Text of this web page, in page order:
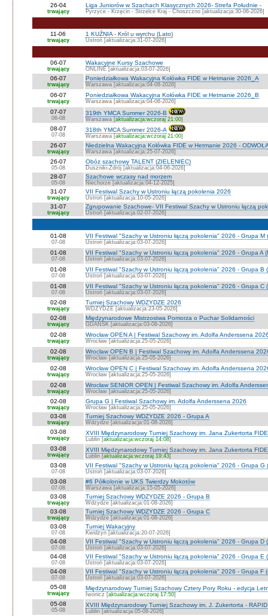
26-04
trwający
Liga Juniorów w Szachach Klasycznych 2026- Strefa Południe -
Pyrzyce - Krzęcin - Strzelce Kraj - Choszczno [aktualizacja:30-06-2026]
11-06
trwający
1 KUŹNIA - Król u wyrchu (Lato)
Ustroń [aktualizacja:31-07-2026]
06-07
trwający
Wakacyjne Kursy Szachowe
ONLINE [aktualizacja:03-07-2026]
06-07
trwający
Poniedziałkowa Wakacyjna Kołówka FIDE w Hetmanie 2026_A
Warszawa [aktualizacja:04-08-2026]
06-07
trwający
Poniedziałkowa Wakacyjna Kołówka FIDE w Hetmanie 2026_B
Warszawa [aktualizacja:04-08-2026]
07-07
06-08
319th YMCA Summer 2026-B
Warszawa [aktualizacja:wczoraj 21:00]
08-07
07-08
318th YMCA Summer 2026-A
Warszawa [aktualizacja:wczoraj 21:00]
26-07
trwający
Niedzielna Wakacyjna Kołówka FIDE w Hetmanie 2026 -
Warszawa [aktualizacja:25-07-2026]
26-07
05-08
Obóz szachowy TALENT (ZIELENIEC)
Duszniki-Zdrój [aktualizacja:04-06-2026]
28-07
05-08
Szachowe wczasy nad morzem
Niechorze [aktualizacja:04-12-2025]
31-07
trwający
VII Festiwal Szachy w Ustroniu łączą pokolenia 2026
Ustroń [aktualizacja:10-05-2026]
31-07
trwający
Zgrupowanie Szachowe- VII Festiwal Szachy w Ustroniu łączą
Ustroń [aktualizacja:02-07-2026]
01-08
07-08
VII Festiwal "Szachy w Ustroniu łączą pokolenia" 2026 - Grupa M
Ustroń [aktualizacja:03-07-2026]
01-08
07-08
VII Festiwal "Szachy w Ustroniu łączą pokolenia" 2026 - Grupa A
Ustroń [aktualizacja:03-07-2026]
01-08
07-08
VII Festiwal "Szachy w Ustroniu łączą pokolenia" 2026 - Grupa B
Ustroń [aktualizacja:03-07-2026]
01-08
07-08
VII Festiwal "Szachy w Ustroniu łączą pokolenia" 2026 - Grupa C
Ustroń [aktualizacja:03-07-2026]
02-08
trwający
Turniej Szachowy WDZYDZE 2026
WDZYDZE [aktualizacja:23-05-2026]
02-08
trwający
Międzynarodowe Mistrzostwa Pomorza o Puchar Solidarności
GDAŃSK [aktualizacja:03-08-2026]
02-08
trwający
Wrocław OPEN A | Festiwal Szachowy im. Adolfa Anderssena
Wrocław [aktualizacja:25-05-2026]
02-08
trwający
Wrocław OPEN B | Festiwal Szachowy im. Adolfa Anderssena
Wrocław [aktualizacja:25-05-2026]
02-08
trwający
Wrocław OPEN C | Festiwal Szachowy im. Adolfa Anderssena
Wrocław [aktualizacja:25-05-2026]
02-08
trwający
Wrocław SENIOR OPEN | Festiwal Szachowy im. Adolfa
Wrocław [aktualizacja:25-05-2026]
02-08
trwający
Grupa G | Festiwal Szachowy im. Adolfa Anderssena 2026
Wrocław [aktualizacja:25-05-2026]
03-08
trwający
Turniej Szachowy WDZYDZE 2026 - Grupa A
Wdzydze [aktualizacja:01-08-2026]
03-08
trwający
XVIII Międzynarodowy Turniej Szachowy im. Jana Zukertorta
Lublin [aktualizacja:wczoraj 14:08]
03-08
trwający
XVIII Międzynarodowy Turniej Szachowy im. Jana Zukertorta
Lublin [aktualizacja:wczoraj 19:43]
03-08
07-08
VII Festiwal "Szachy w Ustroniu łączą pokolenia" 2026 - Grupa G
Ustroń [aktualizacja:03-07-2026]
03-08
07-08
#6 Półkolonie w UKS Twierdzy Mokotów
Warszawa [aktualizacja:15-05-2026]
03-08
trwający
Turniej Szachowy WDZYDZE 2026 - Grupa B
Wdzydze [aktualizacja:01-08-2026]
03-08
trwający
Turniej Szachowy WDZYDZE 2026 - Grupa C
Wdzydze [aktualizacja:01-08-2026]
03-08
07-08
Turniej Wakacyjny
Kwidzyn [aktualizacja:20-07-2026]
04-08
07-08
VII Festiwal "Szachy w Ustroniu łączą pokolenia" 2026 - Grupa D
Ustroń [aktualizacja:03-07-2026]
04-08
07-08
VII Festiwal "Szachy w Ustroniu łączą pokolenia" 2026 - Grupa E
Ustroń [aktualizacja:03-07-2026]
04-08
07-08
VII Festiwal "Szachy w Ustroniu łączą pokolenia" 2026 - Grupa F
Ustroń [aktualizacja:03-07-2026]
05-08
trwający
Międzynarodowy Turniej Szachowy Cztery Pory Roku - edycja
Iwonicz [aktualizacja:wczoraj 17:50]
05-08
05-08
XVIII Międzynarodowy Turniej Szachowy im. J. Zukertorta -
Lublin [aktualizacja:05-08-2026]